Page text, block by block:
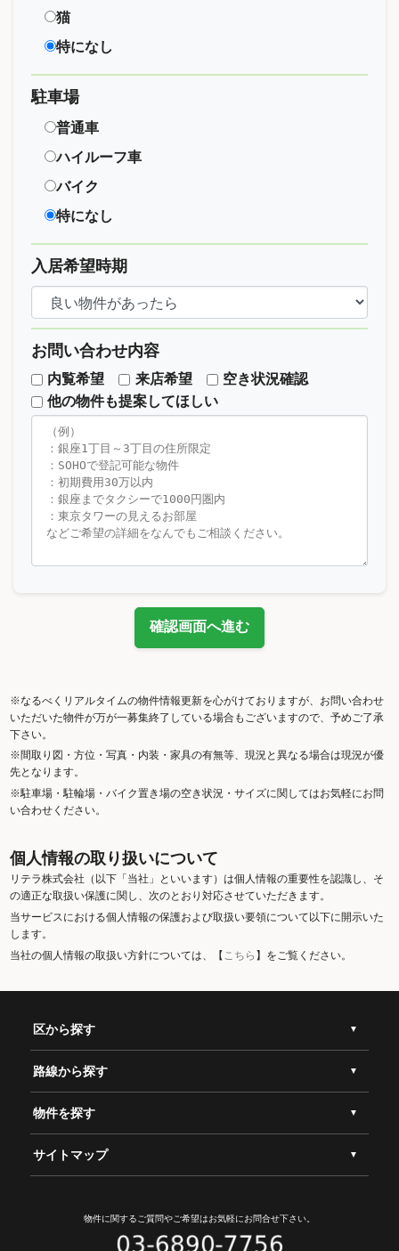
猫
特になし
駐車場
普通車
ハイルーフ車
バイク
特になし
入居希望時期
お問い合わせ内容
内覧希望 来店希望
空き状況確認
他の物件も提案してほしい
確認画面へ進む
※なるべくリアルタイムの物件情報更新を心がけておりますが、お問い合わせ
いただいた物件が万が一募集終了している場合もございますので、予めご了承
下さい。
※間取り図・方位・写真・内装・家具の有無等、現況と異なる場合は現況が優
先となります。
※駐車場・駐輪場・バイク置き場の空き状況・サイズに関してはお気軽にお問
い合わせください。
個人情報の取り扱いについて
リテラ株式会社（以下「当社」といいます）は個人情報の重要性を認識し、そ
の適正な取扱い保護に関し、次のとおり対応させていただきます。
当サービスにおける個人情報の保護および取扱い要領について以下に開示いた
します。
当社の個人情報の取扱い方針については、【こちら 】をご覧ください。
区から探す
路線から探す
物件を探す
サイトマップ
物件に関するご質問やご希望はお気軽にお問合せ下さい。